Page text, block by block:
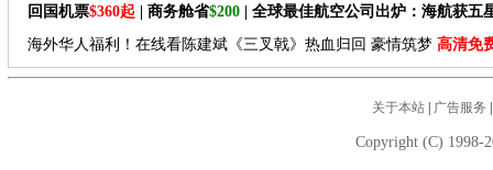
回国机票$360起 | 商务舱省$200 | 全球最佳航空公司出炉：海航获五
海外华人福利！在线看陈建斌《三叉戟》热血归回 豪情筑梦 高清免
关于本站| 广告服务
Copyright (C) 1998-